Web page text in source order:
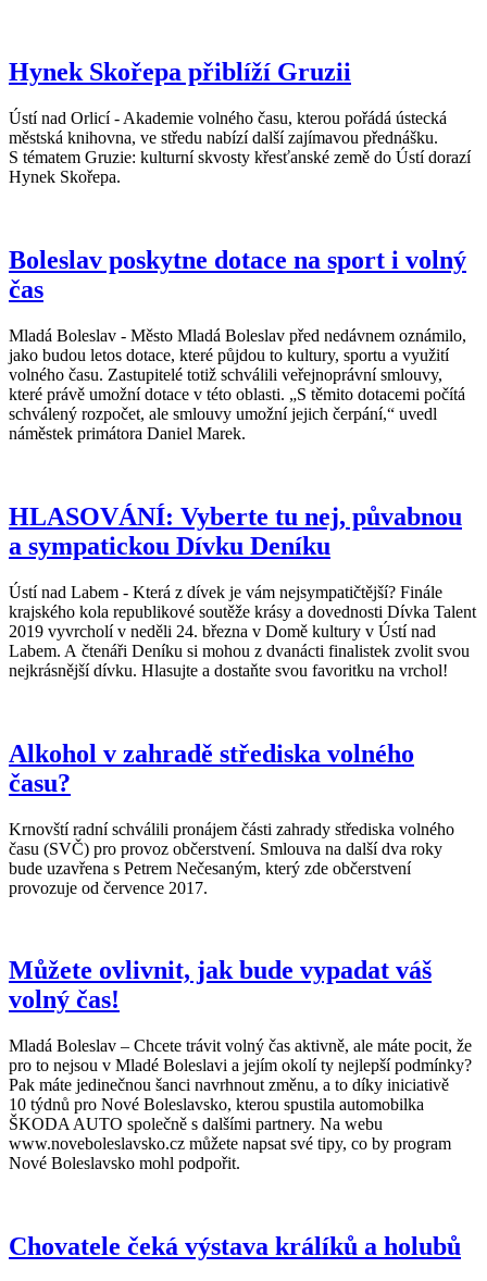
Hynek Skořepa přiblíží Gruzii
Ústí nad Orlicí - Akademie volného času, kterou pořádá ústecká
městská knihovna, ve středu nabízí další zajímavou přednášku.
S tématem Gruzie: kulturní skvosty křesťanské země do Ústí dorazí
Hynek Skořepa.
Boleslav poskytne dotace na sport i volný
čas
Mladá Boleslav - Město Mladá Boleslav před nedávnem oznámilo,
jako budou letos dotace, které půjdou to kultury, sportu a využití
volného času. Zastupitelé totiž schválili veřejnoprávní smlouvy,
které právě umožní dotace v této oblasti. „S těmito dotacemi počítá
schválený rozpočet, ale smlouvy umožní jejich čerpání,“ uvedl
náměstek primátora Daniel Marek.
HLASOVÁNÍ: Vyberte tu nej, půvabnou
a sympatickou Dívku Deníku
Ústí nad Labem - Která z dívek je vám nejsympatičtější? Finále
krajského kola republikové soutěže krásy a dovednosti Dívka Talent
2019 vyvrcholí v neděli 24. března v Domě kultury v Ústí nad
Labem. A čtenáři Deníku si mohou z dvanácti finalistek zvolit svou
nejkrásnější dívku. Hlasujte a dostaňte svou favoritku na vrchol!
Alkohol v zahradě střediska volného
času?
Krnovští radní schválili pronájem části zahrady střediska volného
času (SVČ) pro provoz občerstvení. Smlouva na další dva roky
bude uzavřena s Petrem Nečesaným, který zde občerstvení
provozuje od července 2017.
Můžete ovlivnit, jak bude vypadat váš
volný čas!
Mladá Boleslav – Chcete trávit volný čas aktivně, ale máte pocit, že
pro to nejsou v Mladé Boleslavi a jejím okolí ty nejlepší podmínky?
Pak máte jedinečnou šanci navrhnout změnu, a to díky iniciativě
10 týdnů pro Nové Boleslavsko, kterou spustila automobilka
ŠKODA AUTO společně s dalšími partnery. Na webu
www.noveboleslavsko.cz můžete napsat své tipy, co by program
Nové Boleslavsko mohl podpořit.
Chovatele čeká výstava králíků a holubů